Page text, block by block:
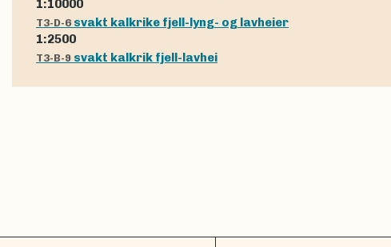
1:10000
T3-D-6 svakt kalkrike fjell-lyng- og lavheier
1:2500
T3-B-9 svakt kalkrik fjell-lavhei